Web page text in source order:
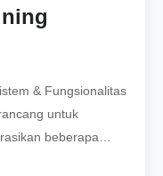
& Fungsionalitas
untuk
beberapa